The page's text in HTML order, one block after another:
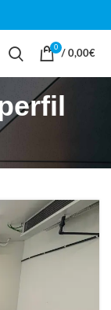
0
/ 0,00€